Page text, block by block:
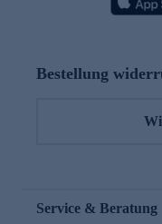
Bestellung
Service & Beratung